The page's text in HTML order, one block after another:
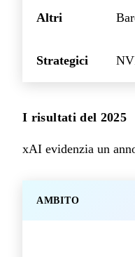
Altri
Strategici
I risultati del 2025
xAI evidenzia un
AMBITO